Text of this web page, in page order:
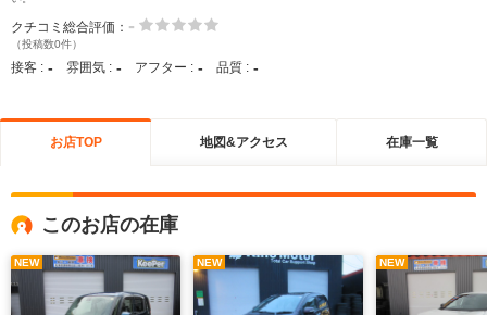
クチコミ総合評価： -
（投稿数0件）
接客 : - 雰囲気 : - アフター : - 品質 : -
お店TOP 地図&アクセス 在庫一覧
このお店の在庫
NEW NEW NEW